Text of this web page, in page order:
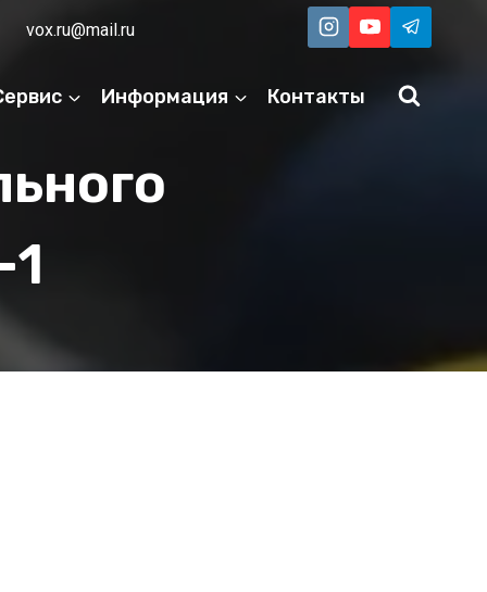
vox.ru@mail.ru
Информация Контакты